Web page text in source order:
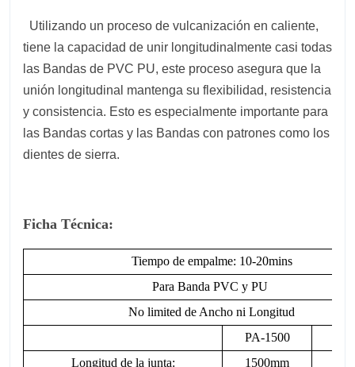
Utilizando un proceso de vulcanización en caliente,
tiene la capacidad de unir longitudinalmente casi todas
las Bandas de PVC PU, este proceso asegura que la
unión longitudinal mantenga su flexibilidad, resistencia
y consistencia. Esto es especialmente importante para
las Bandas cortas y las Bandas con patrones como los
dientes de sierra.
Ficha Técnica:
Tiempo de empalme: 10-20mins
Para Banda PVC y PU
No limited de Ancho ni Longitud
PA-1500
Longitud de la junta:
1500mm